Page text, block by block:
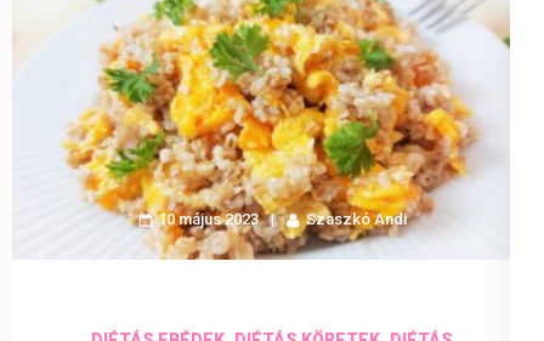
10 május 2023 Szaszkó Andi